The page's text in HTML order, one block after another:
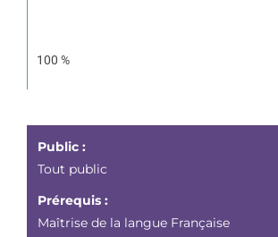
100 %
Public :
Tout public
Prérequis :
Maîtrise de la langue Française